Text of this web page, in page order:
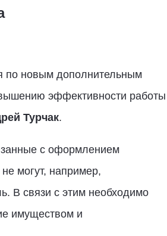
по новым дополнительным
эффективности работы
Турчак.
с оформлением
могут, например,
В связи с этим необходимо
имуществом и